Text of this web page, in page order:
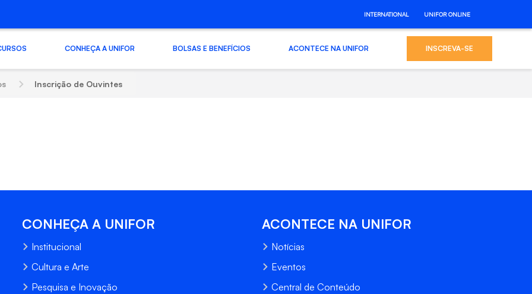
INTERNATIONAL UNIFOR ONLINE
CONHEÇA A UNIFOR BOLSAS E BENEFÍCIOS ACONTECE NA UNIFOR INSCREVA-SE
Inscrição de Ouvintes
CONHEÇA A UNIFOR
Institucional
Cultura e Arte
Pesquisa e Inovação
ACONTECE NA UNIFOR
Notícias
Eventos
Central de Conteúdo